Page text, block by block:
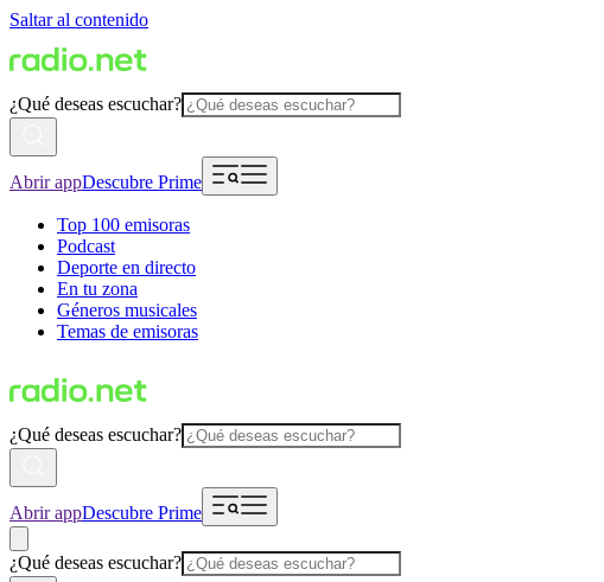
Saltar al contenido
¿Qué deseas escuchar?
Abrir appDescubre Prime
Top 100 emisoras
Podcast
Deporte en directo
En tu zona
Géneros musicales
Temas de emisoras
¿Qué deseas escuchar?
Abrir appDescubre Prime
¿Qué deseas escuchar?